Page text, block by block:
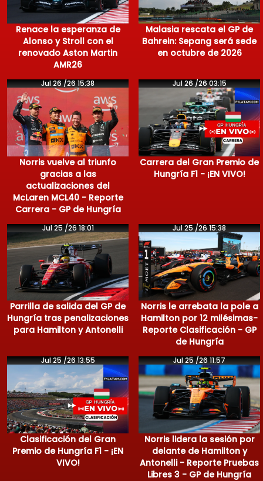
Renace la esperanza de
Alonso y Stroll con el
renovado Aston Martin
AMR26
Malasia rescata el GP de
Bahrein: Sepang será sede
en octubre de 2026
Jul 26 /26 15:38
Norris vuelve al triunfo
gracias a las
actualizaciones del
McLaren MCL40 - Reporte
Carrera - GP de Hungría
Jul 26 /26 03:15
Carrera del Gran Premio de
Hungría F1 - ¡EN VIVO!
Jul 25 /26 18:01
Parrilla de salida del GP de
Hungría tras penalizaciones
para Hamilton y Antonelli
Jul 25 /26 15:38
Norris le arrebata la pole a
Hamilton por 12 milésimas-
Reporte Clasificación - GP
de Hungría
Jul 25 /26 13:55
Clasificación del Gran
Premio de Hungría F1 - ¡EN
VIVO!
Jul 25 /26 11:57
Norris lidera la sesión por
delante de Hamilton y
Antonelli - Reporte Pruebas
Libres 3 - GP de Hungría